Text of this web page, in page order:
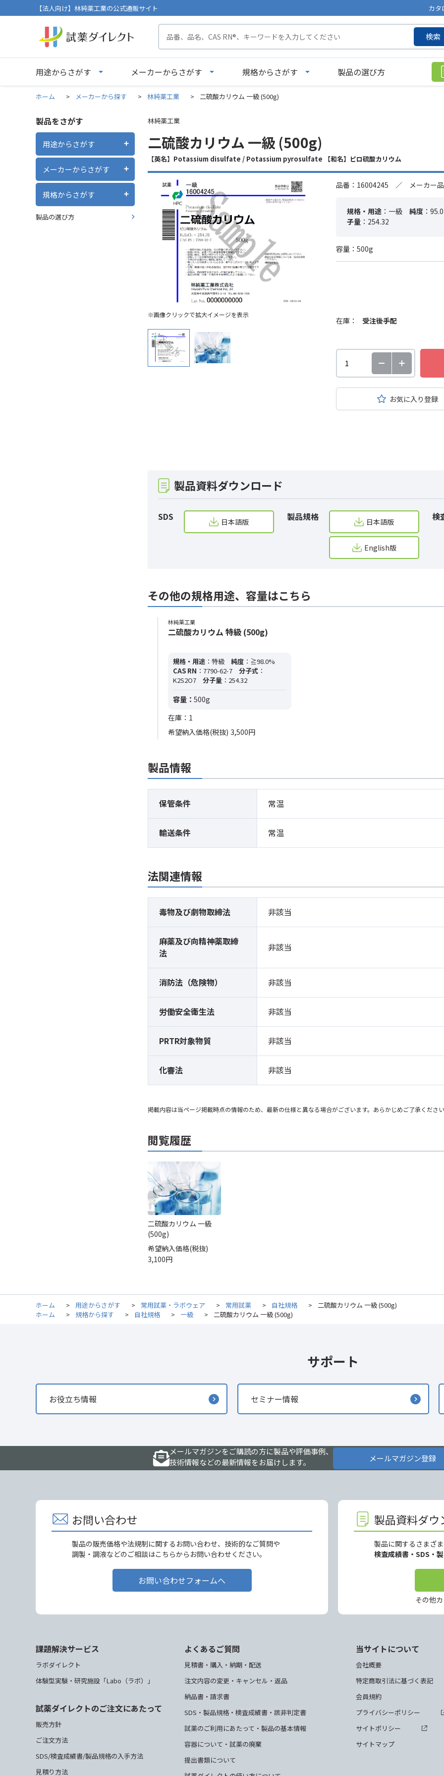
【法人向け】林純薬工業の公式通販サイト カタ
検索
用途からさがす メーカーからさがす 規格からさがす 製品の選び方
ホーム > メーカーから探す > 林純薬工業 > 二硫酸カリウム 一級 (500g)
製品をさがす
用途からさがす
メーカーからさがす
規格からさがす
製品の選び方
林純薬工業
二硫酸カリウム 一級 (500g)
【英名】Potassium disulfate / Potassium pyrosulfate 【和名】ピロ硫酸カリウム
※画像クリックで拡大イメージを表示
品番：16004245 ／ メーカー
規格・用途 ：一級 純度 ：
子量 ：254.32
容量：500g
在庫： 受注後手配
お気に入り登録
製品資料ダウンロード
SDS 日本語版 製品規格 日本語版
English版
検
その他の規格用途、容量はこちら
林純薬工業
二硫酸カリウム 特級 (500g)
規格・用途 ：特級 純度 ：≧98.0%
CAS RN ：7790-62-7 分子式 ：
K2S2O7
分子量 ：254.32
容量： 500g
在庫：1
希望納入価格(税抜) 3,500円
製品情報
保管条件 常温
輸送条件 常温
法関連情報
毒物及び劇物取締法 非該当
麻薬及び向精神薬取締
法
非該当
消防法（危険物） 非該当
労働安全衛生法 非該当
PRTR対象物質 非該当
化審法 非該当
掲載内容は当ページ掲載時点の情報のため、最新の仕様と異なる場合がございます。あらかじめご了承くださ
閲覧履歴
二硫酸カリウム 一級
(500g)
希望納入価格(税抜)
3,100円
ホーム > 用途からさがす > 常用試薬・ラボウェア > 常用試薬 > 自社規格 >
二硫酸カリウム 一級 (500g)
ホーム
> 規格から探す > 自社規格 > 一級 > 二硫酸カリウム 一級 (500g)
サポート
お役立ち情報 セミナー情報
メールマガジンをご購読の方に製品や評価事例、
技術情報などの最新情報をお届けします。
メールマガジン登録
お問い合わせ
製品の販売価格や法規制に関するお問い合わせ、技術的なご質問や
調製・調液などのご相談はこちらからお問い合わせください。
お問い合わせフォームへ
製品資料ダウ
製品に関するさまざ
検査成績書・SDS・
その他
課題解決サービス
ラボダイレクト
体験型実験・研究施設「Labo（ラボ）」
試薬ダイレクトのご注文にあたって
販売方針
ご注文方法
SDS/検査成績書/製品規格の入手方法
見積り方法
よくあるご質問
見積書・購入・納期・配送
注文内容の変更・キャンセル・返品
納品書・請求書
SDS・製品規格・検査成績書・該非判定書
試薬のご利用にあたって・製品の基本情報
容器について・試薬の廃棄
提出書類について
当サイトについて
会社概要
特定商取引法に基づく表記
会員規約
プライバシーポリシー
サイトポリシー
サイトマップ